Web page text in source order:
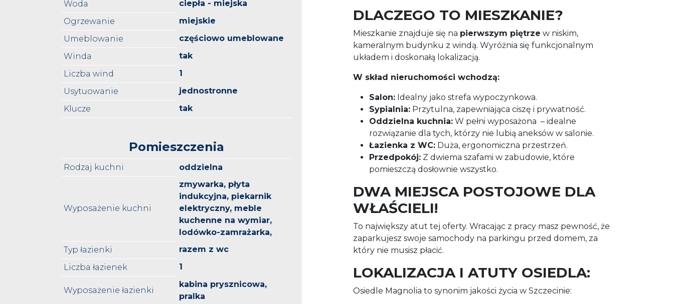
Woda
ciepła - miejska
Ogrzewanie
miejskie
Umeblowanie
częściowo umeblowane
Winda
tak
Liczba wind
1
Usytuowanie
jednostronne
Klucze
tak
Pomieszczenia
Rodzaj kuchni oddzielna
Wyposażenie kuchni
zmywarka, płyta
indukcyjna, piekarnik
elektryczny, meble
kuchenne na wymiar,
lodówko-zamrażarka,
Typ łazienki
razem z wc
Liczba łazienek
1
Wyposażenie łazienki
kabina prysznicowa,
pralka
DLACZEGO TO MIESZKANIE?
Mieszkanie znajduje się na pierwszym piętrze w niskim,
kameralnym budynku z windą. Wyróżnia się funkcjonalnym
układem i doskonałą lokalizacją.
W skład nieruchomości wchodzą:
Salon: Idealny jako strefa wypoczynkowa.
Sypialnia: Przytulna, zapewniająca ciszę i prywatność.
Oddzielna kuchnia: W pełni wyposażona – idealne
rozwiązanie dla tych, którzy nie lubią aneksów w salonie.
Łazienka z WC: Duża, ergonomiczna przestrzeń.
Przedpokój: Z dwiema szafami w zabudowie, które
pomieszczą dosłownie wszystko.
DWA MIEJSCA POSTOJOWE DLA
WŁAŚCIELI!
To największy atut tej oferty. Wracając z pracy masz pewność, że
zaparkujesz swoje samochody na parkingu przed domem, za
który nie musisz płacić.
LOKALIZACJA I ATUTY OSIEDLA:
Osiedle Magnolia to synonim jakości życia w Szczecinie: